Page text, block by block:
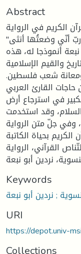
Abstract
الكريم في الرواية
أنّي وضعتُها أنثى"
نبعة أنموذجا له، هذه
والقيم الإسلامية
ومعانة شعب فلسطين.
القارئ العربي
في استرجاع أرض
السلام، وقد استخدمت
وفي جلّ متن الرواية
بحياة الكاتبة
القرآني، الرواية
Keywords
; نردين أبو نبعة
URI
https://depot.univ-